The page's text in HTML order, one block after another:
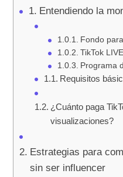
Entendiendo la
Fondo
TikTok LIVE
Programa
Requisitos
¿Cuánto paga
visualizaciones?
Estrategias para
sin ser influencer